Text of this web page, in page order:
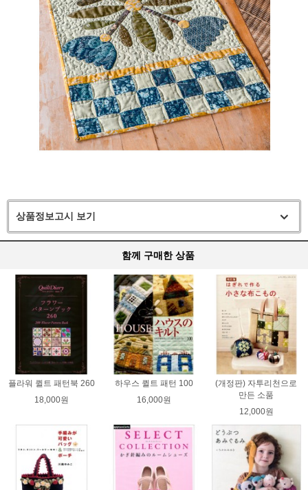
상품정보고시 보기
함께 구매한 상품
플라워 퀼트 패턴북 260
18,000원
하우스 퀼트 패턴 100
16,000원
(개정판) 자투리천으로
만든 소품
12,000원